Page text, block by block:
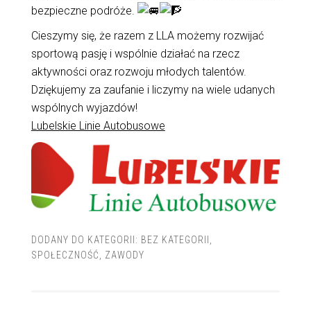
bezpieczne podróże.
Cieszymy się, że razem z LLA możemy rozwijać
sportową pasję i wspólnie działać na rzecz
aktywności oraz rozwoju młodych talentów.
Dziękujemy za zaufanie i liczymy na wiele udanych
wspólnych wyjazdów!
Lubelskie Linie Autobusowe
DODANY DO KATEGORII: BEZ KATEGORII ,
SPOŁECZNOŚĆ, ZAWODY